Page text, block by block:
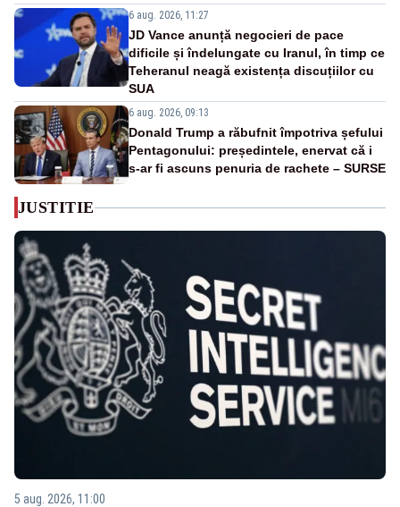
6 aug. 2026, 11:27
JD Vance anunță negocieri de pace
dificile și îndelungate cu Iranul, în timp ce
Teheranul neagă existența discuțiilor cu
SUA
6 aug. 2026, 09:13
Donald Trump a răbufnit împotriva șefului
Pentagonului: președintele, enervat că i
s-ar fi ascuns penuria de rachete – SURSE
JUSTITIE
5 aug. 2026, 11:00